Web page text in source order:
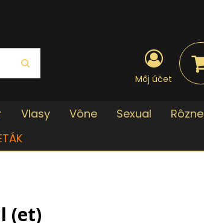
Môj účet
Vlasy Vône Sexual
Rôzne
(et)